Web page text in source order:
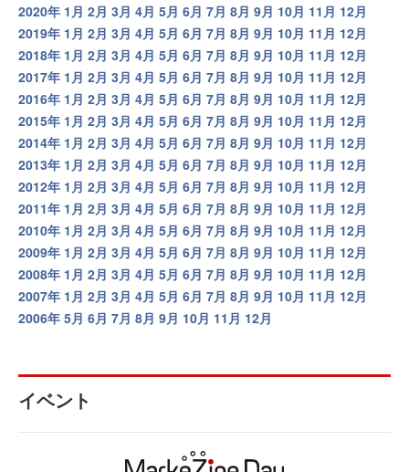
2020年 1月 2月 3月 4月 5月 6月 7月 8月 9月 10月 11月 12月
2019年 1月 2月 3月 4月 5月 6月 7月 8月 9月 10月 11月 12月
2018年 1月 2月 3月 4月 5月 6月 7月 8月 9月 10月 11月 12月
2017年 1月 2月 3月 4月 5月 6月 7月 8月 9月 10月 11月 12月
2016年 1月 2月 3月 4月 5月 6月 7月 8月 9月 10月 11月 12月
2015年 1月 2月 3月 4月 5月 6月 7月 8月 9月 10月 11月 12月
2014年 1月 2月 3月 4月 5月 6月 7月 8月 9月 10月 11月 12月
2013年 1月 2月 3月 4月 5月 6月 7月 8月 9月 10月 11月 12月
2012年 1月 2月 3月 4月 5月 6月 7月 8月 9月 10月 11月 12月
2011年 1月 2月 3月 4月 5月 6月 7月 8月 9月 10月 11月 12月
2010年 1月 2月 3月 4月 5月 6月 7月 8月 9月 10月 11月 12月
2009年 1月 2月 3月 4月 5月 6月 7月 8月 9月 10月 11月 12月
2008年 1月 2月 3月 4月 5月 6月 7月 8月 9月 10月 11月 12月
2007年 1月 2月 3月 4月 5月 6月 7月 8月 9月 10月 11月 12月
2006年 5月 6月 7月 8月 9月 10月 11月 12月
イベント